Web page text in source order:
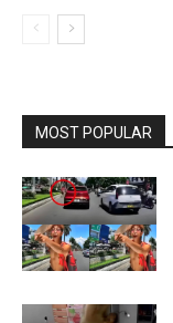
MOST POPULAR